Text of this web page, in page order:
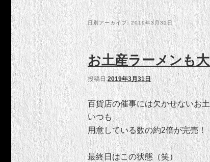
日別アーカイブ:2019年3月31日
お土産ラーメンも
投稿日:2019年3月31日
百貨店の催事には欠かせないお
いつも
用意している数の約2倍が完売！
最終日はこの状態（笑）